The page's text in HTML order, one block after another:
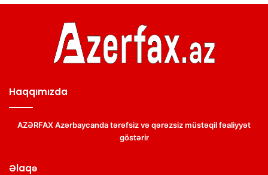
Haqqımızda
AZƏRFAX Azərbaycanda tərəfsiz və qərəzsiz müstəqil fəaliyyət
göstərir
Əlaqə